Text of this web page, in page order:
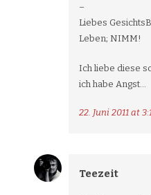
–
Liebes
Leben; NIMM!
Ich liebe diese
ich habe Angst…
22. Juni 2011 at
Teezeit